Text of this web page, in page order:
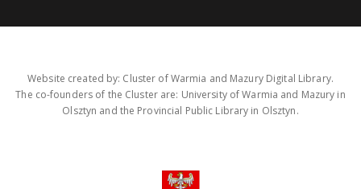
Website created by: Cluster of Warmia and Mazury Digital Library.
The co-founders of the Cluster are: University of Warmia and Mazury in
Olsztyn and the Provincial Public Library in Olsztyn.